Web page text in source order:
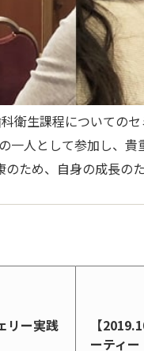
衛生課程についての
人として参加し、
ため、自身の成長
リー実践
【
ーティー